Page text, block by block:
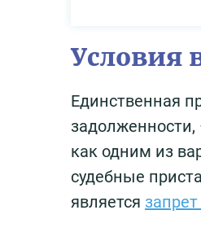
Условия
Единственная
задолженности,
как одним из
судебные
является